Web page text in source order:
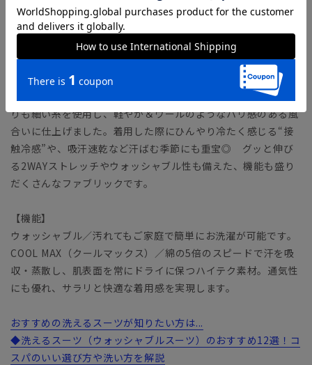
ィテールが特徴です。
「MODERN CLASSIC MODEL（モダンクラシック・モデ
【生地】
清涼感のあるトロピカル生地を使用。一般的なポリエステルよ
りも細い糸を使用し、軽やか＆ウールのようなハリ感のある風
合いに仕上げました。着用した際にひんやり冷たく感じる“接
触冷感”や、吸汗速乾など汗ばむ季節にも重宝◎ グッと伸び
る2WAYストレッチやウォッシャブル性も備えた、機能も盛り
だくさんなファブリックです。
【機能】
ウォッシャブル／汚れてもご家庭で簡単にお洗濯が可能です。
COOL MAX（クールマックス）／綿の5倍のスピードで汗を吸
収・蒸散し、肌表面を常にドライに保つハイテク素材。通気性
にも優れ、サラリと快適な着用感を実現します。
おすすめの洗えるスーツが知りたい方は...
◆洗えるスーツ（ウォッシャブルスーツ）のおすすめ12選！コ
スパのいい選び方や洗い方を解説